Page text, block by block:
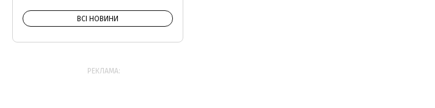
ВСІ НОВИНИ
РЕКЛАМА: